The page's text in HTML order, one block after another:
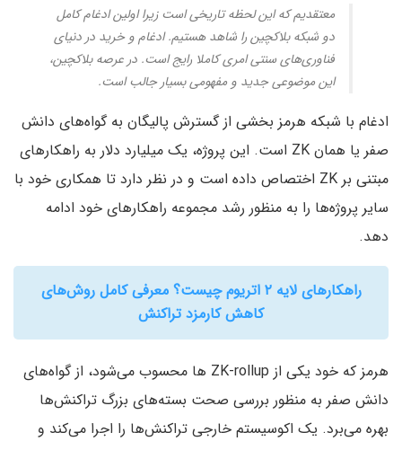
معتقدیم که این لحظه تاریخی است زیرا اولین ادغام کامل
دو شبکه بلاکچین را شاهد هستیم. ادغام و خرید در دنیای
فناوری‌های سنتی امری کاملا رایج است. در عرصه بلاکچین،
این موضوعی جدید و مفهومی بسیار جالب است.
ادغام با شبکه هرمز بخشی از گسترش پالیگان به گواه‌های دانش
صفر یا همان ZK است. این پروژه، یک میلیارد دلار به راهکارهای
مبتنی بر ZK اختصاص داده است و در نظر دارد تا همکاری خود با
سایر پروژه‌ها را به منظور رشد مجموعه راهکارهای خود ادامه
دهد.
راهکارهای لایه ۲ اتریوم چیست؟ معرفی کامل روش‌های
کاهش کارمزد تراکنش
هرمز که خود یکی از ZK-rollup ها محسوب می‌شود، از گواه‌های
دانش صفر به منظور بررسی صحت بسته‌های بزرگ تراکنش‌ها
بهره می‌برد. یک اکوسیستم خارجی تراکنش‌ها را اجرا می‌کند و